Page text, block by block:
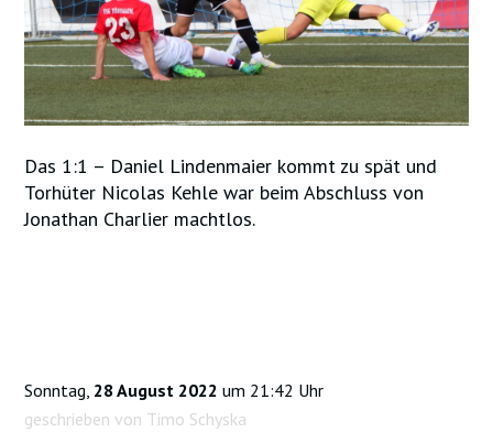
Das 1:1 – Daniel Lindenmaier kommt zu spät und
Torhüter Nicolas Kehle war beim Abschluss von
Jonathan Charlier machtlos.
Sonntag, 28 August 2022 um 21:42 Uhr
geschrieben von Timo Schyska